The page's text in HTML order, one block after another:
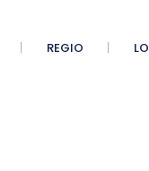
REGIO